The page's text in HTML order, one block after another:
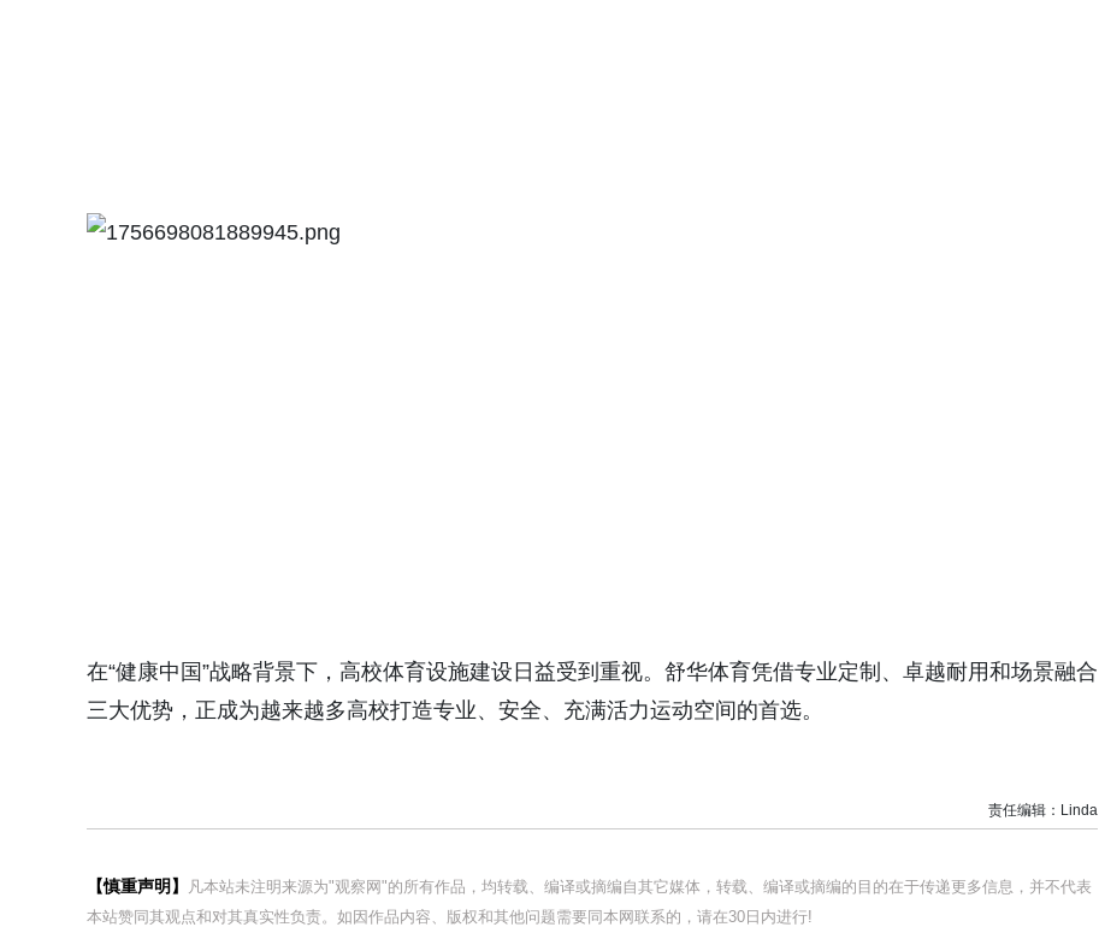
在“健康中国”战略背景下，高校体育设施建设日益受到重视。舒华体育凭借专业定制、卓越耐用和场景融合
三大优势，正成为越来越多高校打造专业、安全、充满活力运动空间的首选。
责任编辑：Linda
【慎重声明】
凡本站未注明来源为"观察网"的所有作品，均转载、编译或摘编自其它媒体，转载、编译或摘编的目的在于传递更多信息，并不代表
本站赞同其观点和对其真实性负责。如因作品内容、版权和其他问题需要同本网联系的，请在30日内进行!